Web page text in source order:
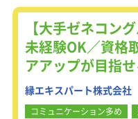
■ 寝具
案・販売
お客様
合わせ
丸八真
グサー
快適な
品をお
【大手ゼネコン
未経験OK／資格
アアップが目指せ
縁エキスパート株式会社
コミュニケーション多め